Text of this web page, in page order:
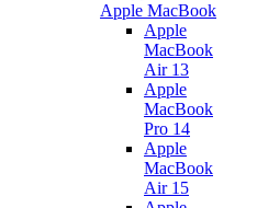
Apple MacBook
Apple
MacBook
Air 13
Apple
MacBook
Pro 14
Apple
MacBook
Air 15